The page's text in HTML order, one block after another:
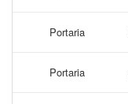
Portaria
Portaria